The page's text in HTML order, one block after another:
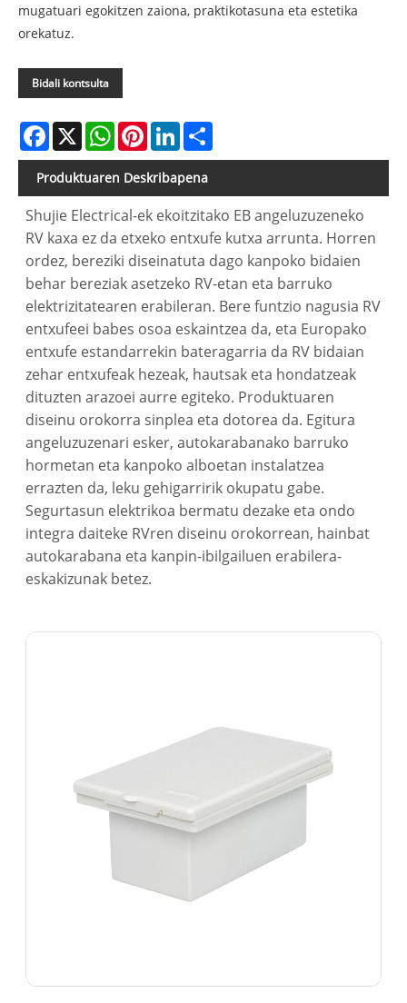
mugatuari egokitzen zaiona, praktikotasuna eta estetika
orekatuz.
Bidali kontsulta
Facebook
X WhatsAppPinterestLinkedIn
Produktuaren Deskribapena
Shujie Electrical-ek ekoitzitako EB angeluzuzeneko
RV kaxa ez da etxeko entxufe kutxa arrunta. Horren
ordez, bereziki diseinatuta dago kanpoko bidaien
behar bereziak asetzeko RV-etan eta barruko
elektrizitatearen erabileran. Bere funtzio nagusia RV
entxufeei babes osoa eskaintzea da, eta Europako
entxufe estandarrekin bateragarria da RV bidaian
zehar entxufeak hezeak, hautsak eta hondatzeak
dituzten arazoei aurre egiteko. Produktuaren
diseinu orokorra sinplea eta dotorea da. Egitura
angeluzuzenari esker, autokarabanako barruko
hormetan eta kanpoko alboetan instalatzea
errazten da, leku gehigarririk okupatu gabe.
Segurtasun elektrikoa bermatu dezake eta ondo
integra daiteke RVren diseinu orokorrean, hainbat
autokarabana eta kanpin-ibilgailuen erabilera-
eskakizunak betez.